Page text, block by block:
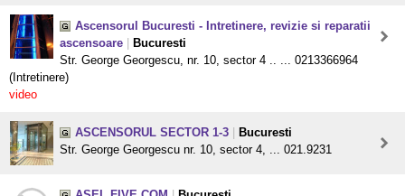
Ascensorul Bucuresti - Intretinere, revizie si reparatii
ascensoare
Bucuresti
Str. George Georgescu, nr. 10, sector 4 .. ... 0213366964
(Intretinere)
video
ASCENSORUL SECTOR 1-3
Bucuresti
Str. George Georgescu nr. 10, sector 4, ... 021.9231